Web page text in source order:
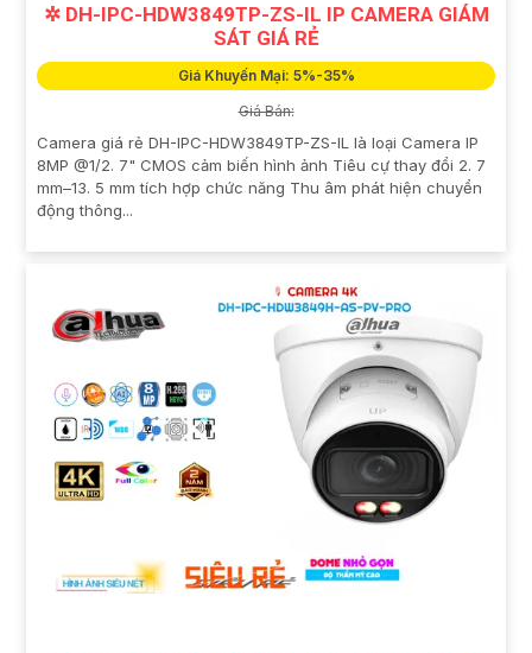
✲ DH-IPC-HDW3849TP-ZS-IL IP CAMERA GIÁM
SÁT GIÁ RẺ
Giá Khuyến Mại: 5%-35%
Giá Bán:
Camera giá rẻ DH-IPC-HDW3849TP-ZS-IL là loại Camera IP
8MP @1/2. 7" CMOS cảm biến hình ảnh Tiêu cự thay đổi 2. 7
mm–13. 5 mm tích hợp chức năng Thu âm phát hiện chuyển
động thông...